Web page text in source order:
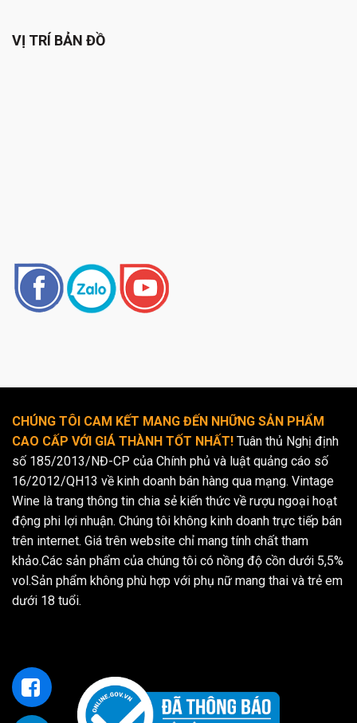
VỊ TRÍ BẢN ĐỒ
CHÚNG TÔI CAM KẾT MANG ĐẾN NHỮNG SẢN PHẨM
CAO CẤP VỚI GIÁ THÀNH TỐT NHẤT! Tuân thủ Nghị định
số 185/2013/NĐ-CP của Chính phủ và luật quảng cáo số
16/2012/QH13 về kinh doanh bán hàng qua mạng. Vintage
Wine là trang thông tin chia sẻ kiến thức về rượu ngoại hoạt
động phi lợi nhuận. Chúng tôi không kinh doanh trực tiếp bán
trên internet. Giá trên website chỉ mang tính chất tham
khảo.Các sản phẩm của chúng tôi có nồng độ cồn dưới 5,5%
vol.Sản phẩm không phù hợp với phụ nữ mang thai và trẻ em
dưới 18 tuổi.